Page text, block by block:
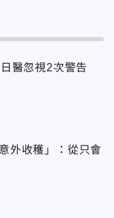
日醫忽視2次警告
外收穫」：從只會